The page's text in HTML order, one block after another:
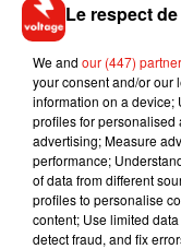
été
En outre, pour les
Pfizer ou Moderna)
moment donné" ou
injectionsuffira"
"C'est une bonne
récupérer" la
"Rien que sur le
Le respect
We and our (447)
your consent and/or our
information on a device;
profiles for personalised
advertising; Measure
performance;
of data from different
profiles to personalise
content; Use limited
detect fraud, and fix